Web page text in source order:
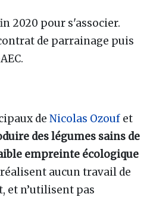
2020 pour s'associer.
de parrainage puis
de Nicolas Ozouf et
des légumes sains de
empreinte écologique
aucun travail de
et n’utilisent pas